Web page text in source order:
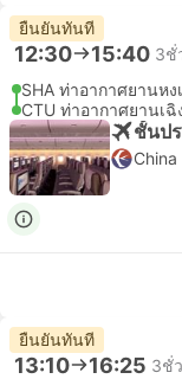
ยืนยันทันที
12:30 15:40 3ชั่
SHA ท่าอากาศยานหง
CTU ท่าอากาศยานเฉิ
ชั้นป
ยืนยันทันที
13:10 16:25 3ชั่